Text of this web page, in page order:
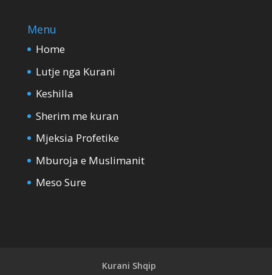
Menu
Home
Lutje nga Kurani
Keshilla
Sherim me kuran
Mjeksia Profetike
Mburoja e Muslimanit
Meso Sure
Kurani Shqip